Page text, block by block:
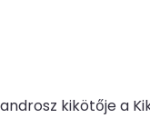
kikötője a